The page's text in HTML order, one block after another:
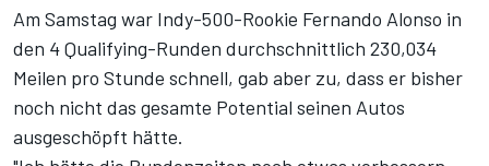
Am Samstag war Indy-500-Rookie Fernando Alonso in
den 4 Qualifying-Runden durchschnittlich 230,034
Meilen pro Stunde schnell, gab aber zu, dass er bisher
noch nicht das gesamte Potential seinen Autos
ausgeschöpft hätte.